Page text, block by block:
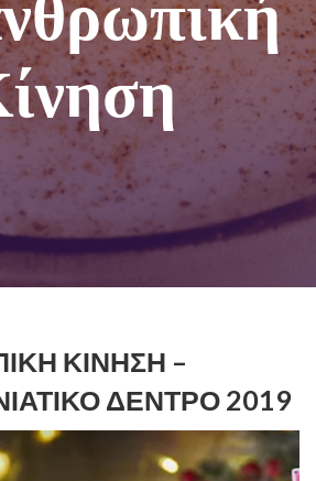
ΚΊΝΗΣΗ –
ΔΈΝΤΡΟ 2019